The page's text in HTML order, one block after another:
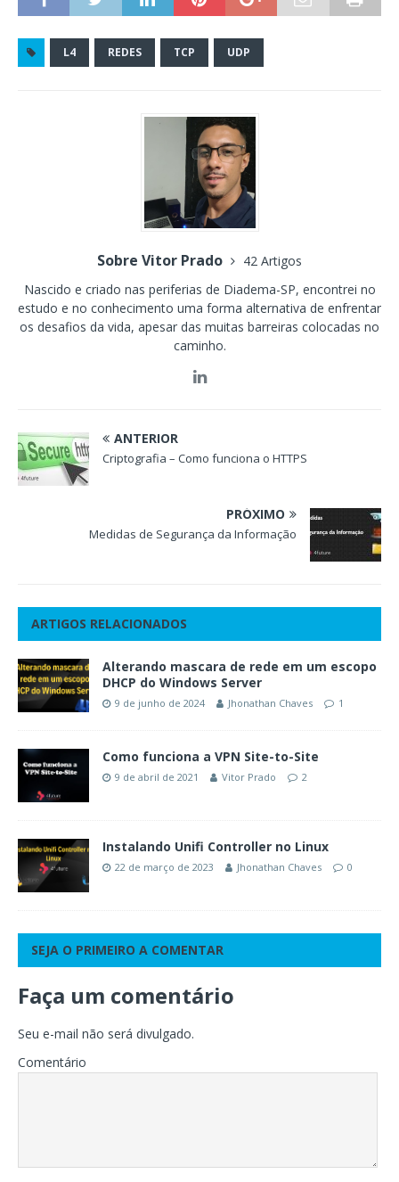
L4 REDES TCP UDP
Sobre Vitor Prado
42 Artigos
Nascido e criado nas periferias de Diadema-SP, encontrei no
estudo e no conhecimento uma forma alternativa de enfrentar
os desafios da vida, apesar das muitas barreiras colocadas no
caminho.
ANTERIOR
Criptografia – Como funciona o HTTPS
PRÓXIMO
Medidas de Segurança da Informação
ARTIGOS RELACIONADOS
Alterando mascara de rede em um escopo
DHCP do Windows Server
9 de junho de 2024 Jhonathan Chaves 1
Como funciona a VPN Site-to-Site
9 de abril de 2021 Vitor Prado 2
Instalando Unifi Controller no Linux
22 de março de 2023 Jhonathan Chaves 0
SEJA O PRIMEIRO A COMENTAR
Faça um comentário
Seu e-mail não será divulgado.
Comentário